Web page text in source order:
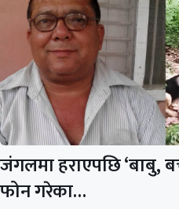
जंगलमा हराएपछि ‘बाबु,
फोन गरेका…